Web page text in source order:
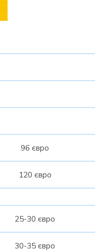
96 євро
120 євро
25-30 євро
30-35 євро